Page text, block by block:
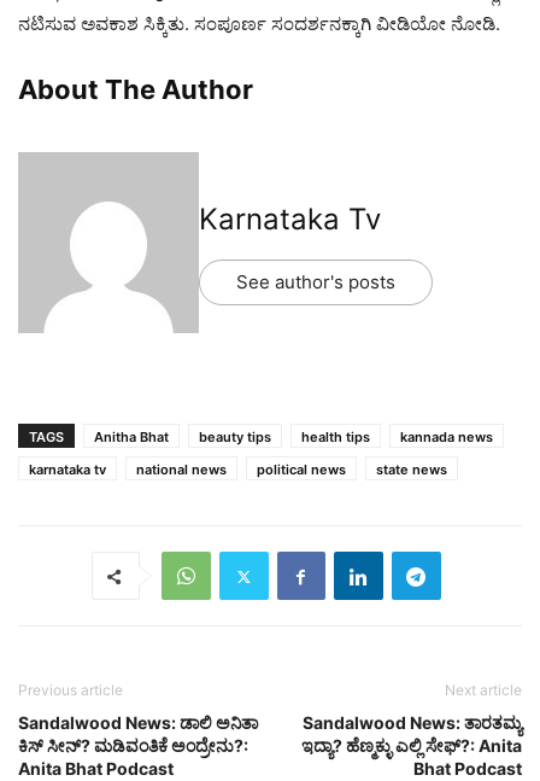
ನಟಿಸುವ ಅವಕಾಶ ಸಿಕ್ಕಿತು. ಸಂಪೂರ್ಣ ಸಂದರ್ಶನಕ್ಕಾಗಿ ವೀಡಿಯೋ ನೋಡಿ.
About The Author
Karnataka Tv
See author's posts
TAGS Anitha Bhat beauty tips health tips
kannada news
karnataka tv
national news political news state news
Previous article
Sandalwood News: ಡಾಲಿ ಅನಿತಾ
ಕಿಸ್ ಸೀನ್? ಮಡಿವಂತಿಕೆ ಅಂದ್ರೇನು?:
Anita Bhat Podcast
Next article
Sandalwood News: ತಾರತಮ್ಯ
ಇದ್ಯಾ? ಹೆಣ್ಮಕ್ಳು ಎಲ್ಲಿ ಸೇಫ್?: Anita
Bhat Podcast